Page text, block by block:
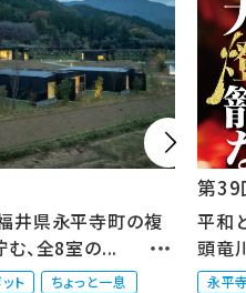
井県永平寺町の複
、全8室の...
ト
ちょっと一息
第39
平和
頭竜
町...
永平
